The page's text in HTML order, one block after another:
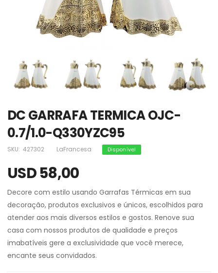
DC GARRAFA TERMICA OJC-
0.7/1.0-Q330YZC95
SKU: 427302 LaFrancesa Disponível
USD 58,00
Decore com estilo usando Garrafas Térmicas em sua
decoração, produtos exclusivos e únicos, escolhidos para
atender aos mais diversos estilos e gostos. Renove sua
casa com nossos produtos de qualidade e preços
imabatíveis gere a exclusividade que você merece,
encante seus convidados.